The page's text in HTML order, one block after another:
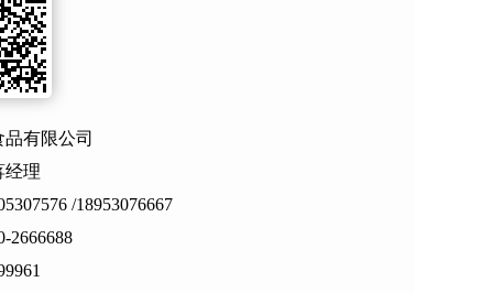
有限公司
经理
/18953076667
2666688